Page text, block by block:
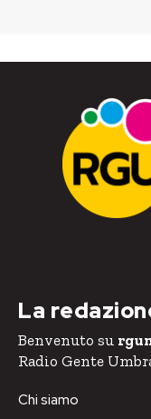
La
Benvenuto su
Radio Gente
Chi siamo